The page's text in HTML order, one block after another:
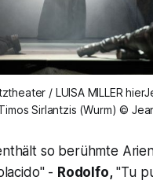
/ LUISA MILLER
Sirlantzis (Wurm) ©
so berühmte
- Rodolfo, "Tu